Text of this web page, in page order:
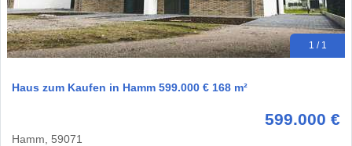
1 / 1
Haus zum Kaufen in Hamm 599.000 € 168 m²
599.000 €
Hamm, 59071